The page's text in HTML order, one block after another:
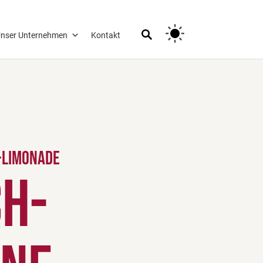
Unternehmen Kontakt